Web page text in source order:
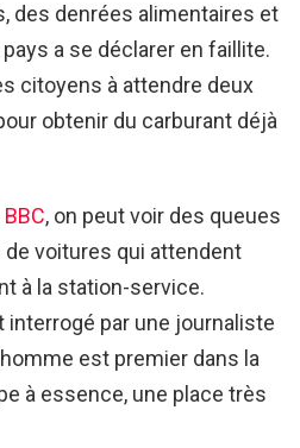
des denrées alimentaires et
a se déclarer en faillite.
citoyens à attendre deux
obtenir du carburant déjà
BBC, on peut voir des queues
voitures qui attendent
à la station-service.
interrogé par une journaliste
est premier dans la
à essence, une place très